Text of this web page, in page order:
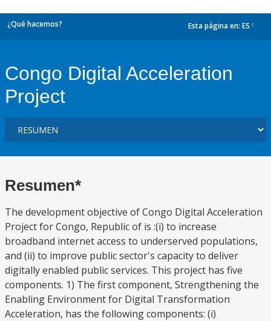
¿Qué hacemos? Esta página en: ES
Congo Digital Acceleration
Project
Resumen*
The development objective of Congo Digital Acceleration
Project for Congo, Republic of is :(i) to increase
broadband internet access to underserved populations,
and (ii) to improve public sector's capacity to deliver
digitally enabled public services. This project has five
components. 1) The first component, Strengthening the
Enabling Environment for Digital Transformation
Acceleration, has the following components: (i)